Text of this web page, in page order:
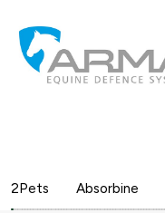
2Pets Absorbine